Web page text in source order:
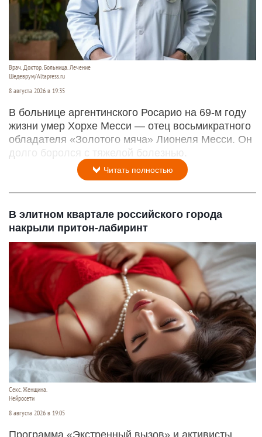
Врач. Доктор. Больница. Лечение
Шедеврум/Altapress.ru
8 августа 2026 в 19:35
В больнице аргентинского Росарио на 69-м году
жизни умер Хорхе Месси — отец восьмикратного
обладателя «Золотого мяча» Лионеля Месси. Он
долго боролся с тяжелой болезнью.
Читать полностью
В элитном квартале российского города
накрыли притон-лабиринт
Секс. Женщина.
Нейросети
8 августа 2026 в 19:05